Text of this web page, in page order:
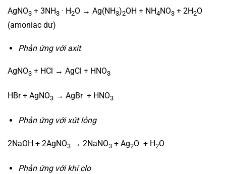
AgNO3 + 3NH3 · H2O → Ag(NH3)2OH + NH4NO3 + 2H2O
(amoniac dư)
Phản ứng với axit
AgNO3 + HCl → AgCl + HNO3
HBr + AgNO3 → AgBr + HNO3
Phản ứng với xút lỏng
2NaOH + 2AgNO3 → 2NaNO3 + Ag2O + H2O
Phản ứng với khí clo